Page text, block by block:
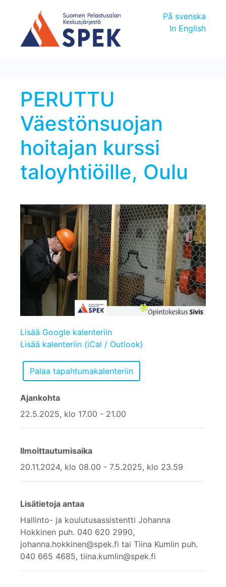
På svenska
In English
PERUTTU
Väestönsuojan
hoitajan kurssi
taloyhtiöille, Oulu
Lisää Google kalenteriin
Lisää kalenteriin (iCal / Outlook)
Ajankohta
22.5.2025, klo 17.00 - 21.00
Ilmoittautumisaika
20.11.2024, klo 08.00 - 7.5.2025, klo 23.59
Lisätietoja antaa
Hallinto- ja koulutusassistentti Johanna
Hokkinen puh. 040 620 2990,
johanna.hokkinen@spek.fi tai Tiina Kumlin puh.
040 665 4685, tiina.kumlin@spek.fi